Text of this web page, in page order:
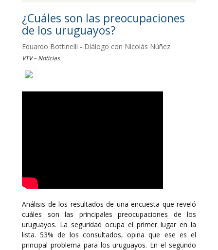
¿Cuáles son las preocupaciones
de los uruguayos?
Eduardo Bottinelli - Diálogo con Nicolás Núñez
VTV – Noticias
Análisis de los resultados de una encuesta que reveló
cuáles son las principales preocupaciones de los
uruguayos. La seguridad ocupa el primer lugar en la
lista. 53% de los consultados, opina que ese es el
principal problema para los uruguayos. En el segundo